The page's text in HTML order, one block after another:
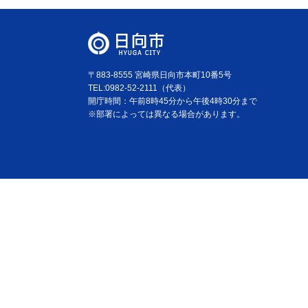
〒883-8555 宮崎県日向市本町10番5号
TEL:0982-52-2111（代表）
開庁時間：午前8時45分から午後4時30分まで
※部署によっては異なる場合があります。